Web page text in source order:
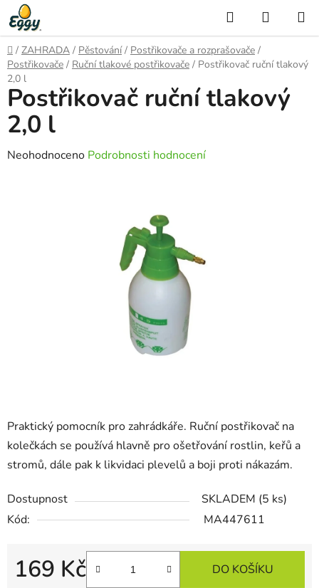
Přejít
na
obsah
Hledat
KOŠÍK
Domů
/ ZAHRADA / Pěstování / Postřikovače a rozprašovače /
Postřikovače / Ruční tlakové postřikovače / Postřikovač ruční tlakový
2,0 l
Praktický pomocník pro zahrádkáře. Ruční postřikovač na
kolečkách se používá hlavně pro ošetřování rostlin, keřů a
stromů, dále pak k likvidaci plevelů a boji proti nákazám.
Dostupnost SKLADEM (5 ks)
Kód:
MA447611
169 Kč DO KOŠÍKU
Postřikovač ruční tlakový
2,0 l
Průměrné
Neohodnoceno Podrobnosti hodnocení